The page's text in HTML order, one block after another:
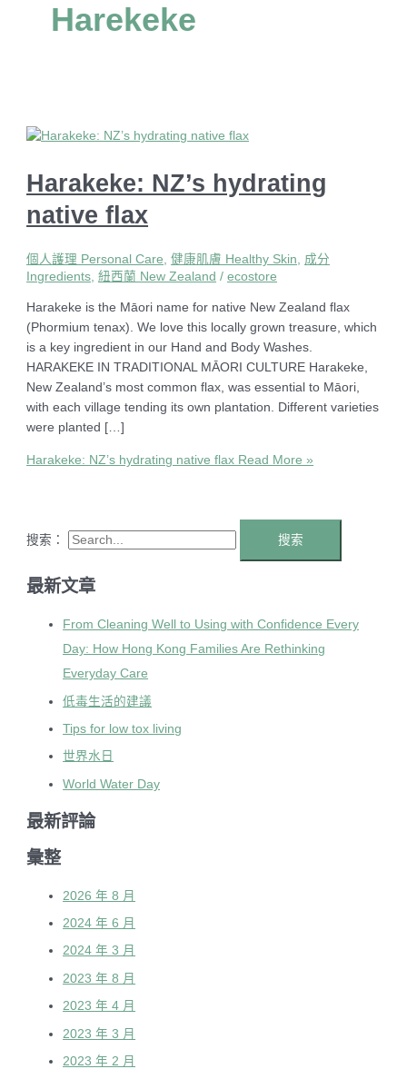
Harekeke
Harakeke: NZ’s hydrating
native flax
個人護理 Personal Care,健康肌膚 Healthy Skin, 成分
Ingredients,紐西蘭 New Zealand /ecostore
Harakeke is the Māori name for native New Zealand flax
(Phormium tenax). We love this locally grown treasure, which
is a key ingredient in our Hand and Body Washes.
HARAKEKE IN TRADITIONAL MĀORI CULTURE Harakeke,
New Zealand’s most common flax, was essential to Māori,
with each village tending its own plantation. Different varieties
were planted […]
Harakeke: NZ’s hydrating native flax Read More »
搜索：
最新文章
From Cleaning Well to Using with Confidence Every
Day: How Hong Kong Families Are Rethinking
Everyday Care
低毒生活的建議
Tips for low tox living
世界水日
World Water Day
最新評論
彙整
2026 年 8 月
2024 年 6 月
2024 年 3 月
2023 年 8 月
2023 年 4 月
2023 年 3 月
2023 年 2 月